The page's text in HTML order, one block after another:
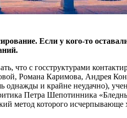
Если у кого-то
что с госструктурами
Романа Каримова, Андрея
и крайне неудачно),
Петра Шепотинника
метод которого исчерпывающе